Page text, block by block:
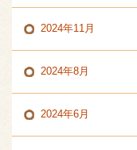
2024年11月
2024年8月
2024年6月